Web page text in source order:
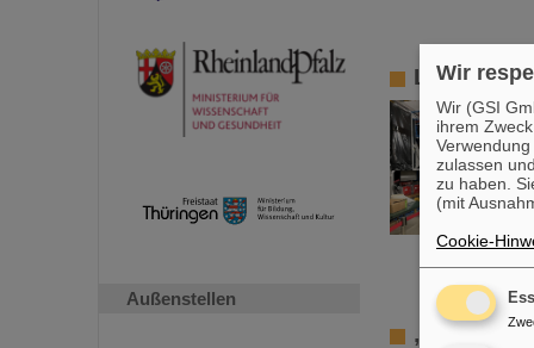
Außenstellen
„Hessen
Wir
Wir (GSI
ihrem
zulassen
zu haben.
(mit
Cookie-